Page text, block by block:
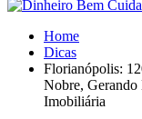
Home
Dicas
Florianópolis:
Nobre, Gerando
Imobiliária